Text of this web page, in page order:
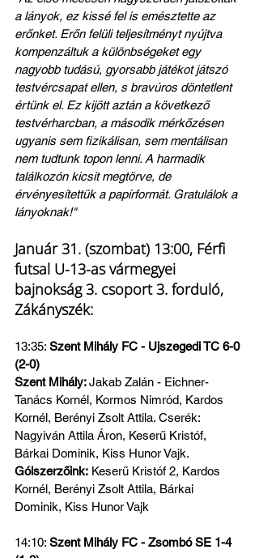
a lányok, ez kissé fel is emésztette az
erőnket. Erőn felüli teljesítményt nyújtva
kompenzáltuk a különbségeket egy
nagyobb tudású, gyorsabb játékot játszó
testvércsapat ellen, s bravúros döntetlent
értünk el. Ez kijött aztán a következő
testvérharcban, a második mérkőzésen
ugyanis sem fizikálisan, sem mentálisan
nem tudtunk topon lenni. A harmadik
találkozón kicsit megtörve, de
érvényesítettük a papírformát. Gratulálok a
lányoknak!"
Január 31. (szombat) 13:00, Férfi
futsal U-13-as vármegyei
bajnokság 3. csoport 3. forduló,
Zákányszék:
13:35: Szent Mihály FC - Ujszegedi TC 6-0
(2-0)
Szent Mihály: Jakab Zalán - Eichner-
Tanács Kornél, Kormos Nimród, Kardos
Kornél, Berényi Zsolt Attila. Cserék:
Nagyiván Attila Áron, Keserű Kristóf,
Bárkai Dominik, Kiss Hunor Vajk.
Gólszerzőink: Keserű Kristóf 2, Kardos
Kornél, Berényi Zsolt Attila, Bárkai
Dominik, Kiss Hunor Vajk
14:10: Szent Mihály FC - Zsombó SE 1-4